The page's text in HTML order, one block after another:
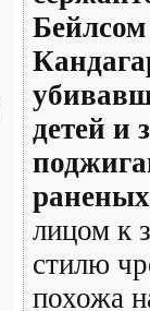
детей и
раненых
лицом к
стилю
похожа